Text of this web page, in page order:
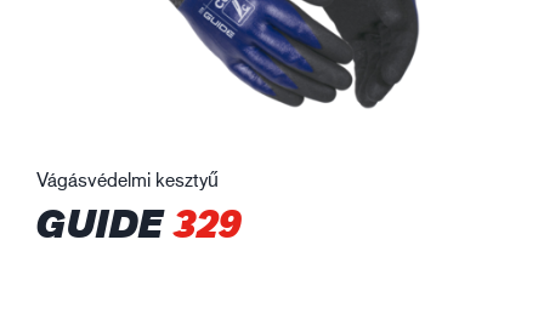
Vágásvédelmi kesztyű
GUIDE329